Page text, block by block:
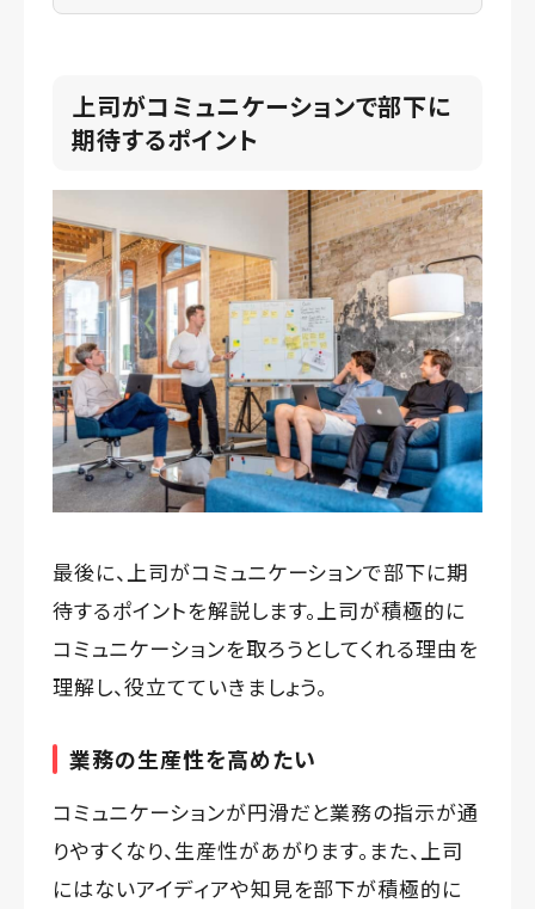
上司がコミュニケーションで部下に
期待するポイント
最後に、上司がコミュニケーションで部下に期
待するポイントを解説します。上司が積極的に
コミュニケーションを取ろうとしてくれる理由を
理解し、役立てていきましょう。
業務の生産性を高めたい
コミュニケーションが円滑だと業務の指示が通
りやすくなり、生産性があがります。また、上司
にはないアイディアや知見を部下が積極的に